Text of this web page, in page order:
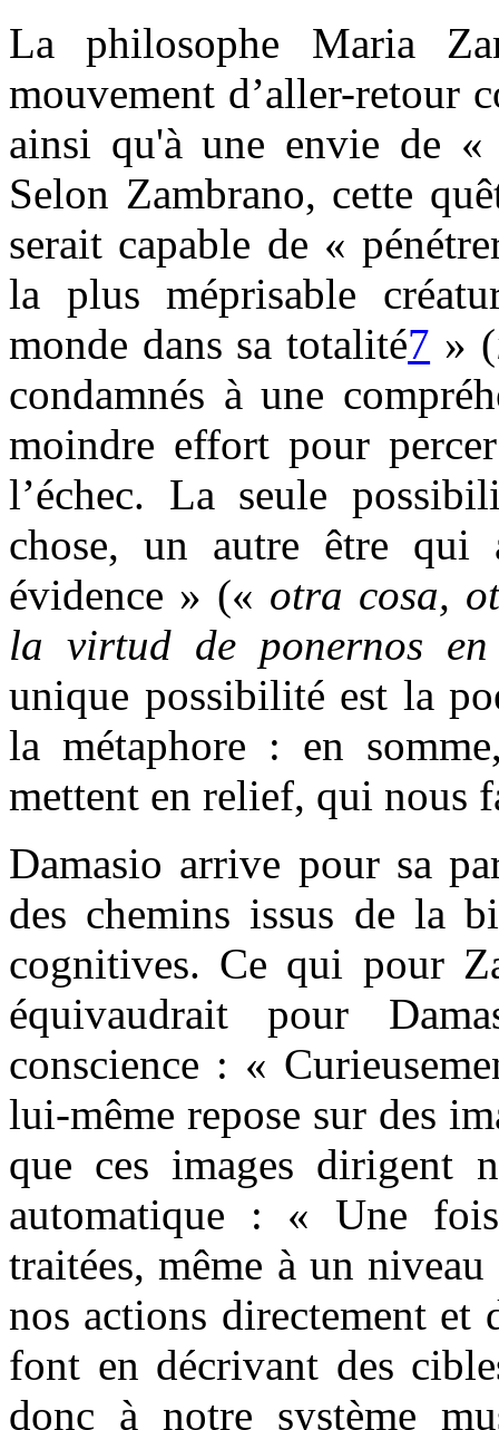
La philosophe Maria
mouvement d’aller-retour
ainsi qu'à une envie de «
Selon Zambrano, cette
serait capable de «
la plus méprisable
monde dans sa totalité7 » (
condamnés à une
moindre effort pour
l’échec. La seule
chose, un autre être
évidence » (« otra cosa,
la virtud de ponernos
unique possibilité est la
la métaphore : en
mettent en relief, qui nous
Damasio arrive pour sa
des chemins issus de la
cognitives. Ce qui pour
équivaudrait pour
conscience : «
lui-même repose sur des
que ces images dirigent
automatique : « Une
traitées, même à un
nos actions directement et
font en décrivant des
donc à notre système